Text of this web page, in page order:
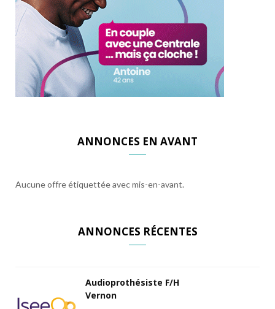
ANNONCES EN AVANT
Aucune offre étiquettée avec mis-en-avant.
ANNONCES RÉCENTES
Audioprothésiste F/H
Vernon